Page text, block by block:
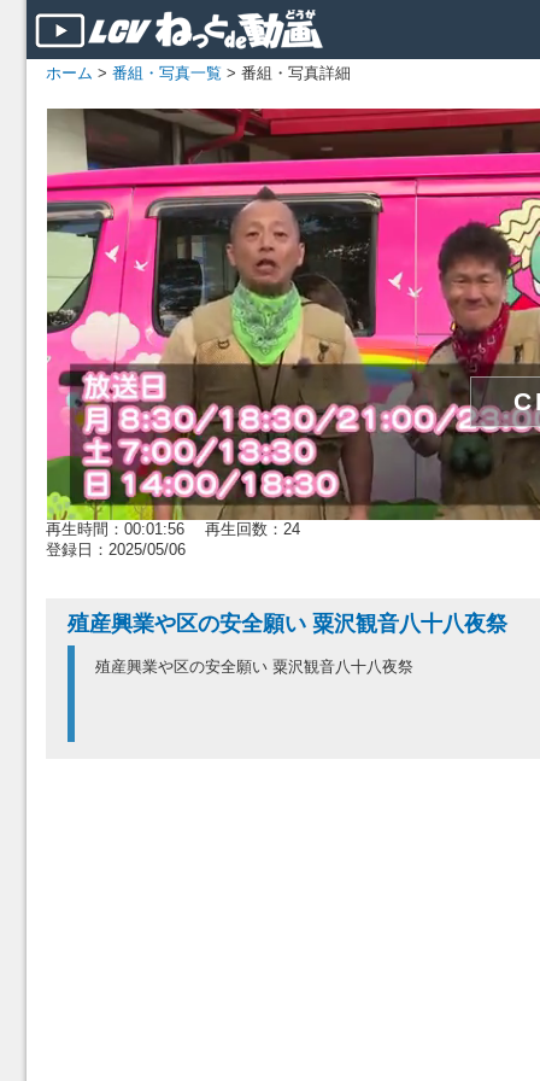
ホーム > 番組・写真一覧 > 番組・写真詳細
再生時間：00:01:56 再生回数：24
登録日：2025/05/06
殖産興業や区の安全願い 粟沢観音八十八夜祭
殖産興業や区の安全願い 粟沢観音八十八夜祭